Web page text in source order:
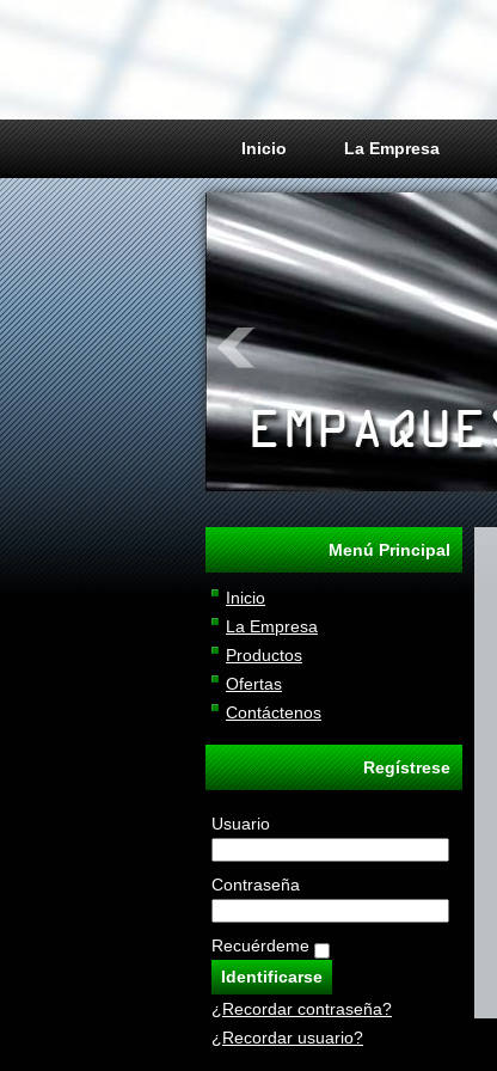
Inicio La Empresa
Menú Principal
Inicio
La Empresa
Productos
Ofertas
Contáctenos
Regístrese
Usuario
Contraseña
Recuérdeme
¿Recordar contraseña?
¿Recordar usuario?